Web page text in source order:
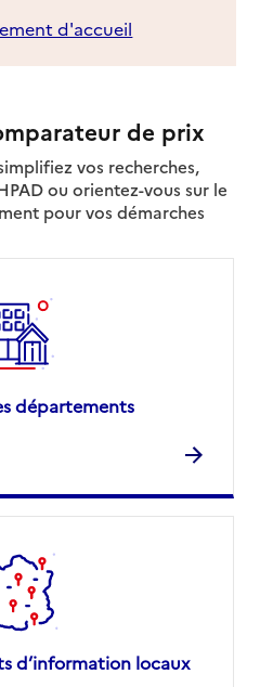
d'accueil
de prix
vos recherches,
ou orientez-vous sur le
pour vos démarches
départements
d’information locaux